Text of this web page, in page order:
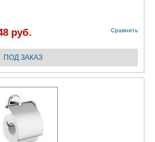
руб. Сравнить